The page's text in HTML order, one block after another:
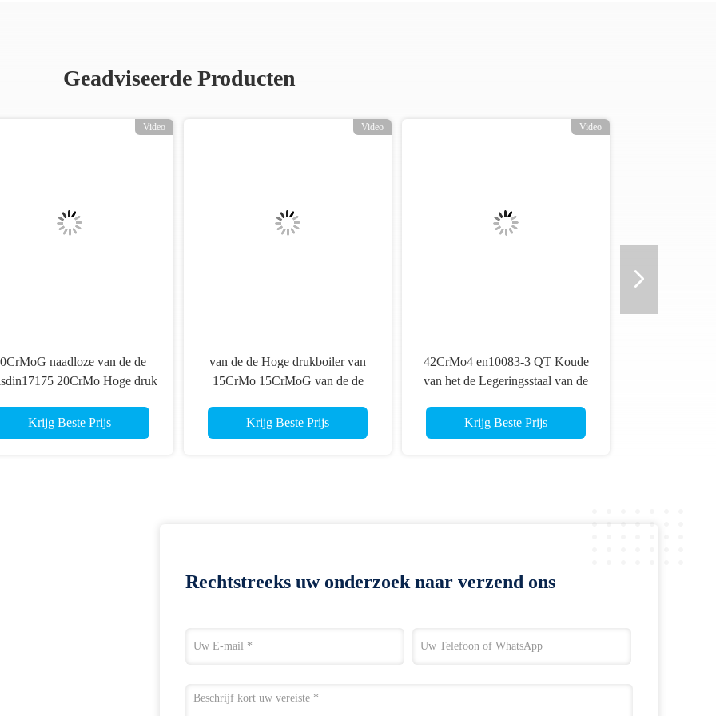
Geadviseerde Producten
Video
naadloze van de de
20CrMo Hoge druk
Boilerpijp
Krijg Beste Prijs
Video
van de de Hoge drukboiler van
15CrMo 15CrMoG van de de
het Staalbuizenstelsel
Krijg Beste Prijs
Video
42CrMo4 en10083-3 QT Koude
van het de Legeringsstaal van de
48*10mm
Krijg Beste Prijs
Rechtstreeks uw onderzoek naar verzend ons